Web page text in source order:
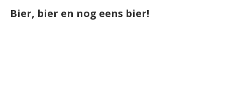
Bier, bier en nog eens bier!